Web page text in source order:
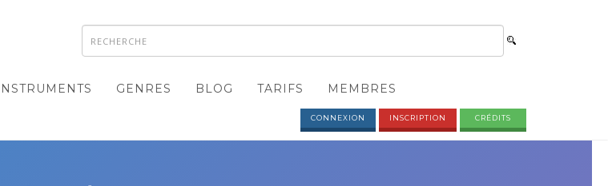
GENRES BLOG TARIFS MEMBRES
CONNEXION INSCRIPTION CRÉDITS